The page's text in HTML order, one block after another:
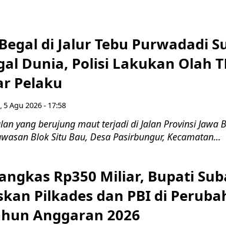
di Jalur Tebu Purwadadi
Dunia, Polisi Lakukan Olah
Pelaku
5 Agu 2026 - 17:58
yang berujung maut terjadi di Jalan Provinsi Jawa
Blok Situ Bau, Desa Pasirbungur, Kecamatan...
Rp350 Miliar, Bupati
Pilkades dan PBI di
Anggaran 2026